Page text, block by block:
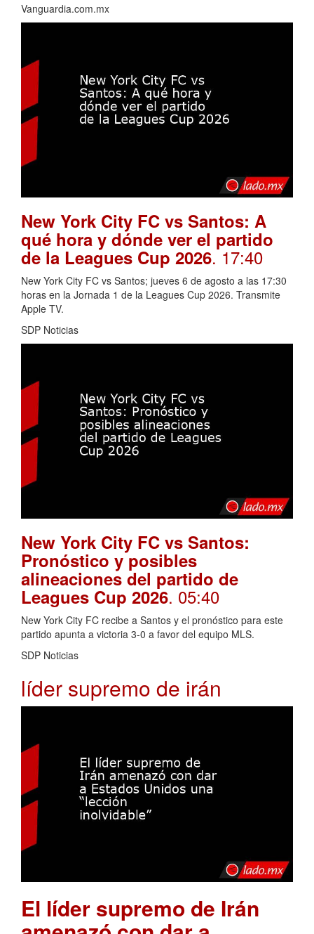
Vanguardia.com.mx
New York City FC vs Santos: A
qué hora y dónde ver el partido
de la Leagues Cup 2026. 17:40
New York City FC vs Santos; jueves 6 de agosto a las 17:30
horas en la Jornada 1 de la Leagues Cup 2026. Transmite
Apple TV.
SDP Noticias
New York City FC vs Santos:
Pronóstico y posibles
alineaciones del partido de
Leagues Cup 2026. 05:40
New York City FC recibe a Santos y el pronóstico para este
partido apunta a victoria 3-0 a favor del equipo MLS.
SDP Noticias
líder supremo de irán
El líder supremo de Irán